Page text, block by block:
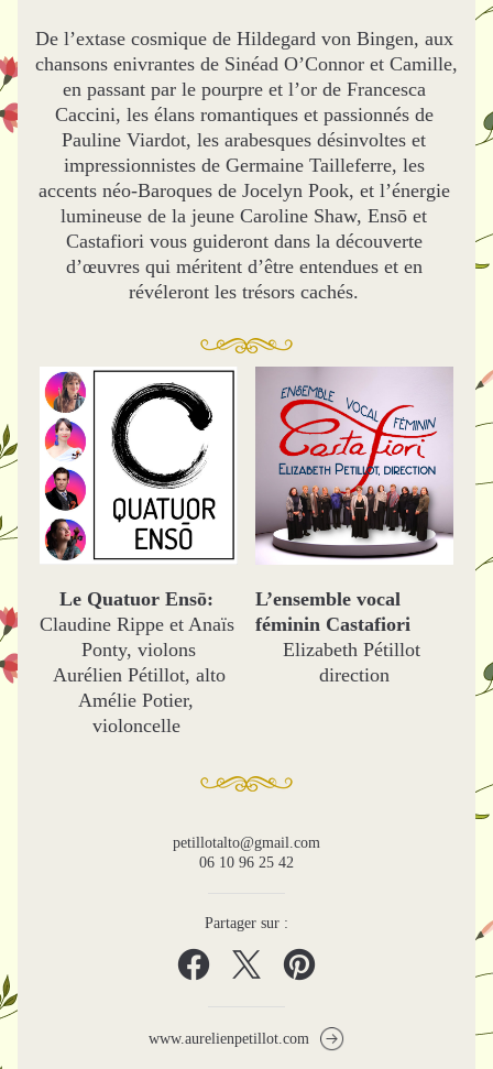
De l’extase cosmique de Hildegard von Bingen, aux
chansons enivrantes de Sinéad O’Connor et Camille,
en passant par le pourpre et l’or de Francesca
Caccini, les élans romantiques et passionnés de
Pauline Viardot, les arabesques désinvoltes et
impressionnistes de Germaine Tailleferre, les
accents néo-Baroques de Jocelyn Pook, et l’énergie
lumineuse de la jeune Caroline Shaw, Ensō et
Castafiori vous guideront dans la découverte
d’œuvres qui méritent d’être entendues et en
révéleront les trésors cachés.
Le Quatuor Ensō:
Claudine Rippe et Anaïs
Ponty, violons
Aurélien Pétillot, alto
Amélie Potier,
violoncelle
L’ensemble vocal
féminin Castafiori
Elizabeth Pétillot
direction
petillotalto@gmail.com
06 10 96 25 42
Partager sur :
www.aurelienpetillot.com